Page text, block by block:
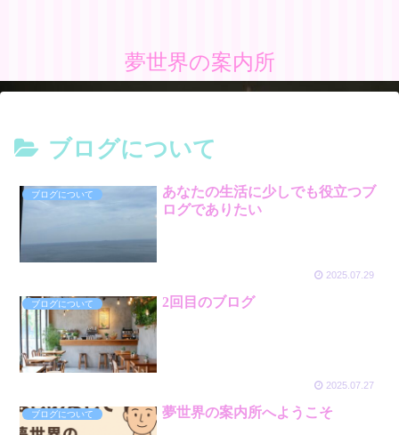
夢世界の案内所
ブログについて
ブログについて
あなたの生活に少しでも役立つブ
ログでありたい
2025.07.29
ブログについて 2回目のブログ
2025.07.27
ブログについて 夢世界の案内所へようこそ